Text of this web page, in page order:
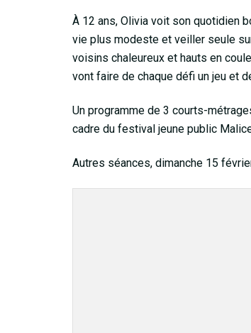
À 12 ans, Olivia voit son quotidien
vie plus modeste et veiller seule
voisins chaleureux et hauts en
vont faire de chaque défi un jeu et
Un programme de 3 courts-
cadre du festival jeune public
Autres séances, dimanche 15